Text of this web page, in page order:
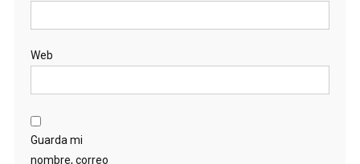
Web
Guarda mi
nombre, correo